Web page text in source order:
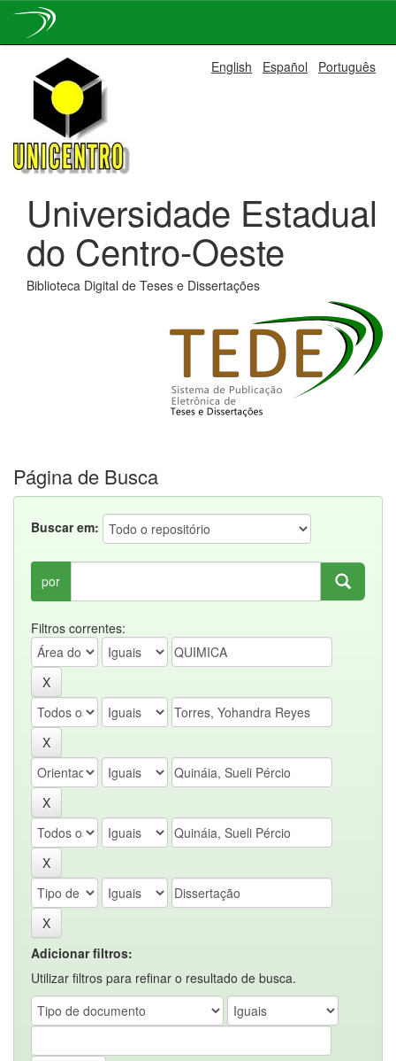
navigation
English Español Português
Universidade Estadual
do Centro-Oeste
Biblioteca Digital de Teses e Dissertações
Página de Busca
Buscar em:
por
Filtros correntes:
Adicionar filtros:
Utilizar filtros para refinar o resultado de busca.